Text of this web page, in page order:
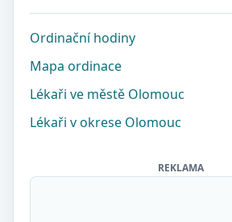
Ordinační hodiny
Mapa ordinace
Lékaři ve městě Olomouc
Lékaři v okrese Olomouc
REKLAMA